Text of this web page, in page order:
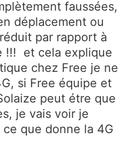
faussées,
déplacement ou
par rapport à
!!! et cela explique
chez Free je ne
si Free équipe et
peut étre que
je vais voir je
que donne la 4G